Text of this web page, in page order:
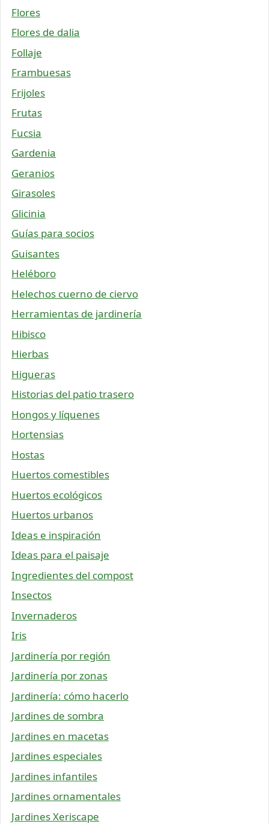
Flores
Flores de dalia
Follaje
Frambuesas
Frijoles
Frutas
Fucsia
Gardenia
Geranios
Girasoles
Glicinia
Guías para socios
Guisantes
Heléboro
Helechos cuerno de ciervo
Herramientas de jardinería
Hibisco
Hierbas
Higueras
Historias del patio trasero
Hongos y líquenes
Hortensias
Hostas
Huertos comestibles
Huertos ecológicos
Huertos urbanos
Ideas e inspiración
Ideas para el paisaje
Ingredientes del compost
Insectos
Invernaderos
Iris
Jardinería por región
Jardinería por zonas
Jardinería: cómo hacerlo
Jardines de sombra
Jardines en macetas
Jardines especiales
Jardines infantiles
Jardines ornamentales
Jardines Xeriscape